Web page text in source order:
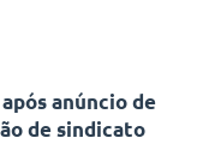
anúncio de
de sindicato